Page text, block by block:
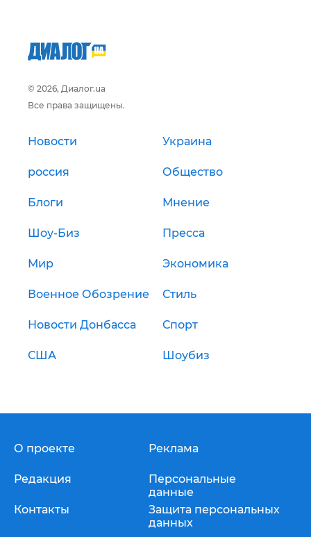
© 2026, Диалог.ua
Все права защищены.
Новости Украина
россия Общество
Блоги Мнение
Шоу-Биз Пресса
Мир Экономика
Военное Обозрение Стиль
Новости Донбасса Спорт
США Шоубиз
О проекте
Редакция
Контакты
Реклама
Персональные
данные
Защита персональных
данных